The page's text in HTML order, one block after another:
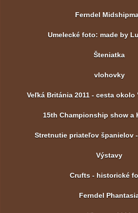
Ferndel
Umelecké foto: made by
Šteniatka
vlohovky
Veľká Británia 2011 - cesta
15th Championship show a
Stretnutie priateľov španielov -
Výstavy
Crufts - historické
Ferndel